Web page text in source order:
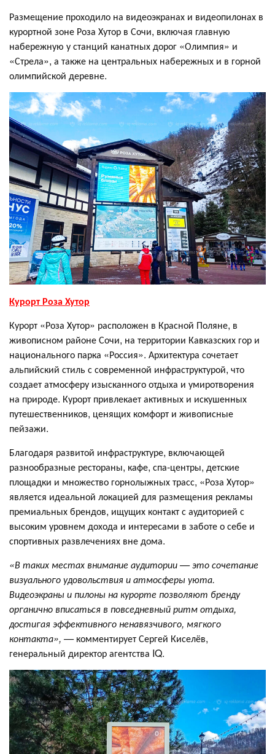
Размещение проходило на видеоэкранах и видеопилонах в
курортной зоне Роза Хутор в Сочи, включая главную
набережную у станций канатных дорог «Олимпия» и
«Стрела», а также на центральных набережных и в горной
олимпийской деревне.
Курорт Роза Хутор
Курорт «Роза Хутор» расположен в Красной Поляне, в
живописном районе Сочи, на территории Кавказских гор и
национального парка «Россия». Архитектура сочетает
альпийский стиль с современной инфраструктурой, что
создает атмосферу изысканного отдыха и умиротворения
на природе. Курорт привлекает активных и искушенных
путешественников, ценящих комфорт и живописные
пейзажи.
Благодаря развитой инфраструктуре, включающей
разнообразные рестораны, кафе, спа-центры, детские
площадки и множество горнолыжных трасс, «Роза Хутор»
является идеальной локацией для размещения рекламы
премиальных брендов, ищущих контакт с аудиторией с
высоким уровнем дохода и интересами в заботе о себе и
спортивных развлечениях вне дома.
«В таких местах внимание аудитории — это сочетание
визуального удовольствия и атмосферы уюта.
Видеоэкраны и пилоны на курорте позволяют бренду
органично вписаться в повседневный ритм отдыха,
достигая эффективного ненавязчивого, мягкого
контакта», —комментирует Сергей Киселёв,
генеральный директор агентства IQ.